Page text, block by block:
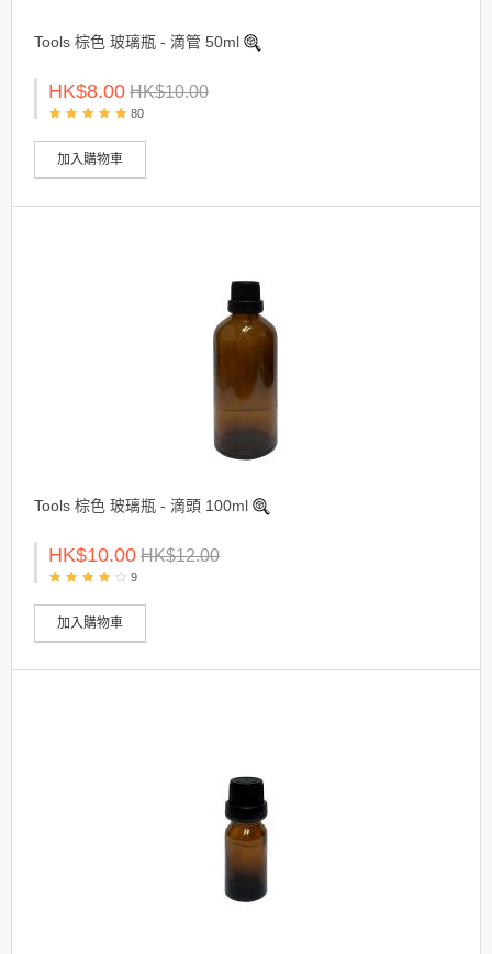
Tools 棕色 玻璃瓶 - 滴管 50ml
HK$8.00 HK$10.00
80
加入購物車
Tools 棕色 玻璃瓶 - 滴頭 100ml
HK$10.00 HK$12.00
9
加入購物車